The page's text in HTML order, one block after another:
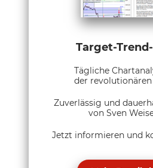
Target-Trend-
Tägliche
der
Zuverlässig und
von Sven
Jetzt informieren und